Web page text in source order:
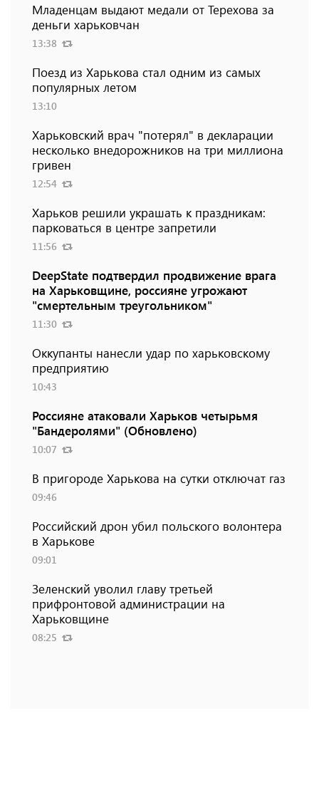
Младенцам выдают медали от Терехова за
деньги харьковчан
13:38
Поезд из Харькова стал одним из самых
популярных летом
13:10
Харьковский врач "потерял" в декларации
несколько внедорожников на три миллиона
гривен
12:54
Харьков решили украшать к праздникам:
парковаться в центре запретили
11:56
DeepState подтвердил продвижение врага
на Харьковщине, россияне угрожают
"смертельным треугольником"
11:30
Оккупанты нанесли удар по харьковскому
предприятию
10:43
Россияне атаковали Харьков четырьмя
"Бандеролями" (Обновлено)
10:07
В пригороде Харькова на сутки отключат газ
09:46
Российский дрон убил польского волонтера
в Харькове
09:01
Зеленский уволил главу третьей
прифронтовой администрации на
Харьковщине
08:25